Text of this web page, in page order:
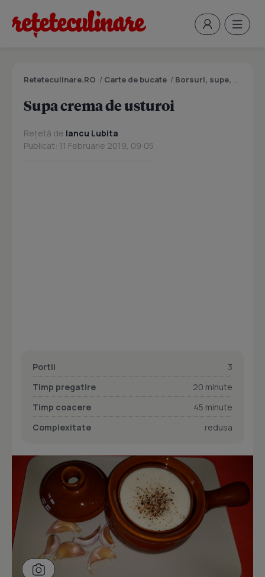
Reteteculinare.RO / Carte de bucate / Borsuri, supe, ciorbe
Supa crema de usturoi
Rețetă de Iancu Lubita
Publicat: 11 Februarie 2019, 09:05
Portii
3
Timp pregatire
20 minute
Timp coacere
45 minute
Complexitate
redusa